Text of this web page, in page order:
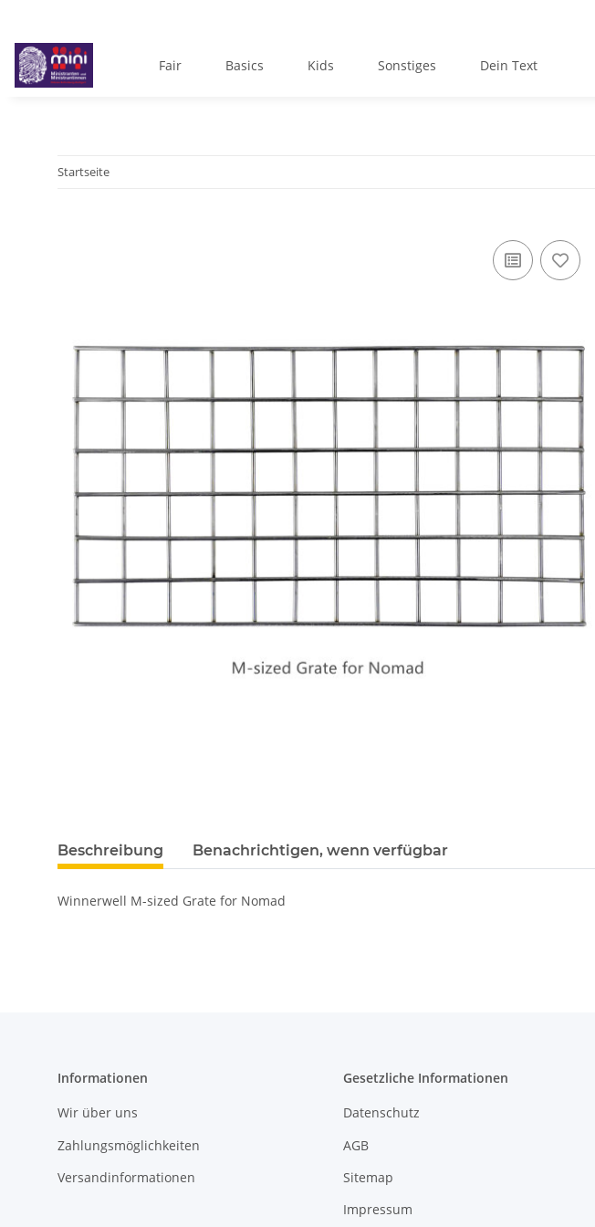
Fair Basics Kids Sonstiges Dein Text
Startseite
Beschreibung Benachrichtigen, wenn verfügbar
Winnerwell M-sized Grate for Nomad
Informationen
Wir über uns
Zahlungsmöglichkeiten
Versandinformationen
Gesetzliche Informationen
Datenschutz
AGB
Sitemap
Impressum